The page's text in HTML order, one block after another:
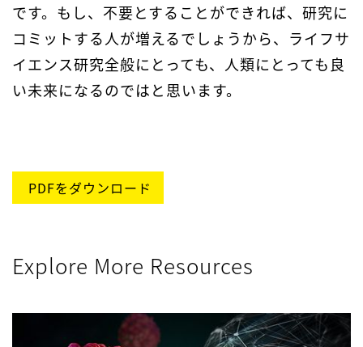
です。もし、不要とすることができれば、研究に
コミットする人が増えるでしょうから、ライフサ
イエンス研究全般にとっても、人類にとっても良
い未来になるのではと思います。
PDFをダウンロード
Explore More Resources